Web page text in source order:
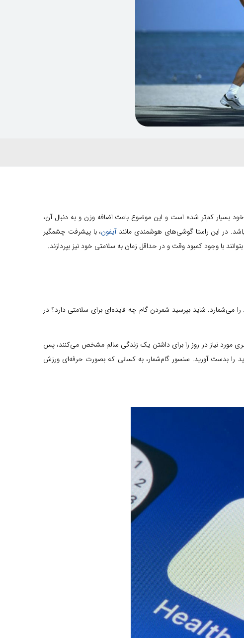
بسیار کم‌تر شده است و این موضوع باعث اضافه وزن و به دنبال آن،
در این راستا گوشی‌های هوشمندی مانندآیفون، با پیشرفت چشمگیر
با وجود کمبود وقت و در حداقل زمان به سلامتی خود نیز بپردازند.
شاید بپرسید شمردن گام چه فایده‌ای برای سلامتی دارد؟ در
مورد نیاز در روز را برای داشتن یک زندگی سالم مشخص می‌کنند، پس
را بدست آورید. سنسور گام‌شمار، به کسانی که بصورت حرفه‌ای ورزش